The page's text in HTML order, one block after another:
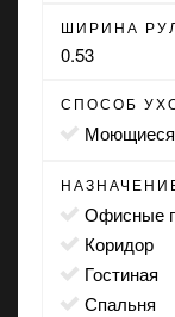
ШИРИНА
0.53
СПОСОБ
моющиеся
офисные
коридор
гостиная
спальня